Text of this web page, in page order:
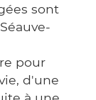
sont
pour
d'une